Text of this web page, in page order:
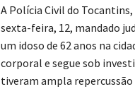
A Polícia Civil do
sexta-feira, 12, mandado
um idoso de 62 anos na
corporal e segue sob
tiveram ampla